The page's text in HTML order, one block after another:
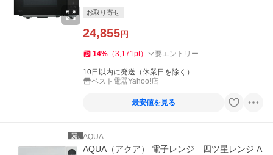
お取り寄せ
24,855円
14% （3,171pt） 要エントリー
10日以内に発送（休業日を除く）
ベスト電器Yahoo!店
最安値を見る
AQUA
AQUA（アクア） 電子レンジ 四ツ星レンジ A